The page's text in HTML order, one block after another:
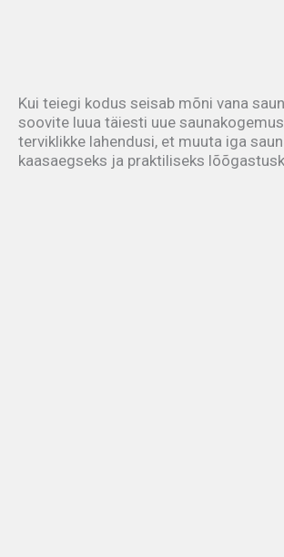
Kui teiegi kodus seisab mõni vana
soovite luua täiesti uue
terviklikke lahendusi, et muuta iga
kaasaegseks ja praktiliseks